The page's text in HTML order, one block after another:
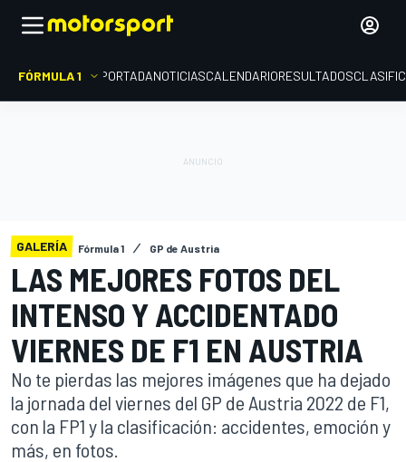
FÓRMULA 1 PORTADANOTICIASCALENDARIORESULTADOS
GALERÍA Fórmula 1 GP de Austria
LAS MEJORES FOTOS DEL
INTENSO Y ACCIDENTADO
VIERNES DE F1 EN AUSTRIA
No te pierdas las mejores imágenes que ha dejado
la jornada del viernes del GP de Austria 2022 de F1,
con la FP1 y la clasificación: accidentes, emoción y
más, en fotos.